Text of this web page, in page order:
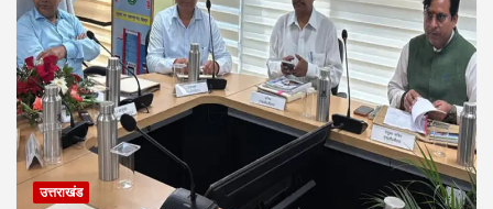
उत्तराखंड